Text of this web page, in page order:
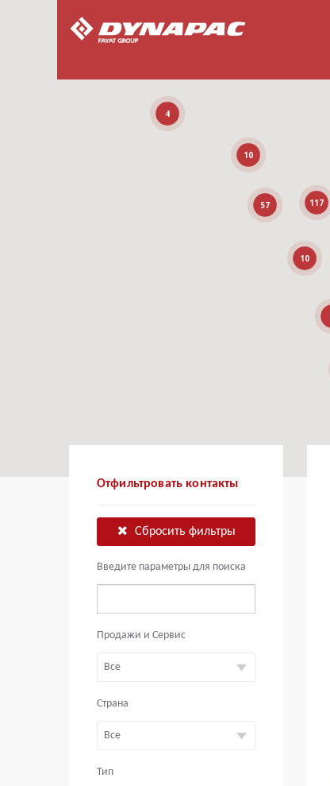
117
57
10
10
4
Отфильтровать контакты
Сбросить фильтры
Введите параметры для поиска
Продажи и Сервис
Страна
Тип